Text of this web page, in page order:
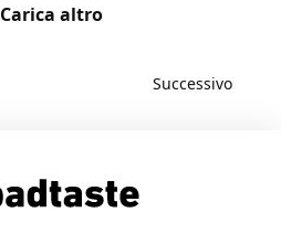
Carica altro
Successivo